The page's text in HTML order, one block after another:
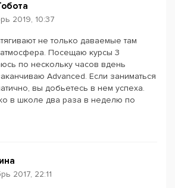
Powered by Leaflet— © Google 2026
2019, 10:37
не только даваемые там
Посещаю курсы 3
по нескольку часов вдень
Advanced. Если заниматься
вы добьетесь в нем успеха.
в школе два раза в неделю по
2017, 22:11